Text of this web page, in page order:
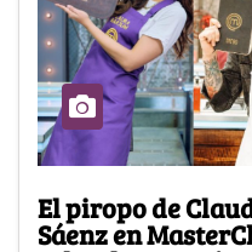
El piropo de
Sáenz en